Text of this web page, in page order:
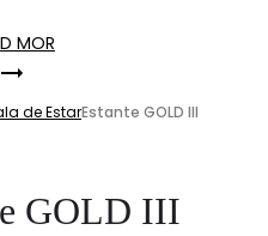
MOR
de EstarEstante GOLD III
GOLD III